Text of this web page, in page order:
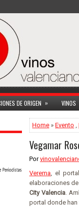
DE ORIGEN » VINOS
Home » Evento ,
Vegamar
Por
Verema, el
elaboraciones de
City Valencia.
portal donde han